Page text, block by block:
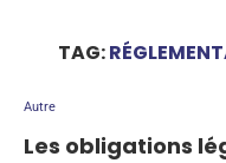
TAG:
Autre
Les obligations